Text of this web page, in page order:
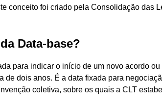
conceito foi criado pela Consolidação das
Data-base?
para indicar o início de um novo acordo
de dois anos. É a data fixada para
coletiva, sobre os quais a CLT